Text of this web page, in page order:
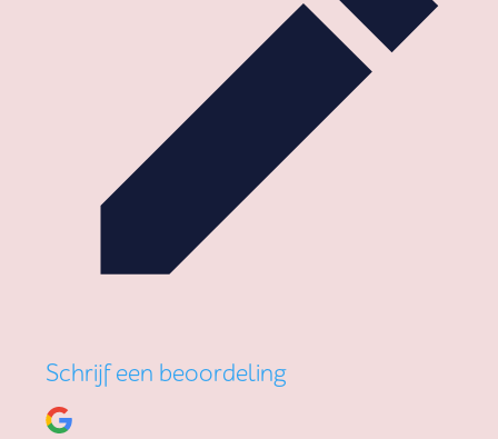
Schrijf een beoordeling